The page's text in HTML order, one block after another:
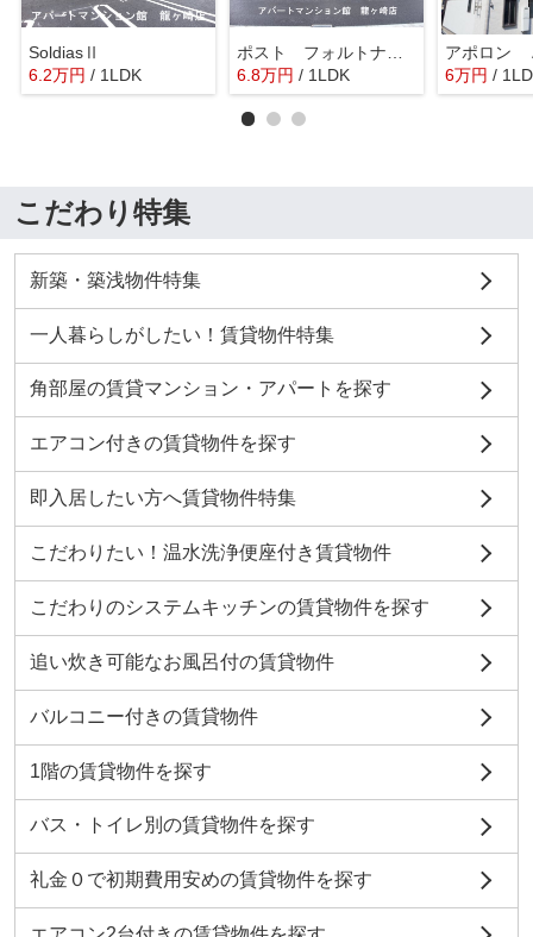
SoldiasⅡ
6.2万円 / 1LDK
6.8万円 / 1LDK
アポロン
6万円 /
こだわり特集
新築・築浅物件特集
一人暮らしがしたい！賃貸物件特集
角部屋の賃貸マンション・アパートを探す
エアコン付きの賃貸物件を探す
即入居したい方へ賃貸物件特集
こだわりたい！温水洗浄便座付き賃貸物件
こだわりのシステムキッチンの賃貸物件を探す
追い炊き可能なお風呂付の賃貸物件
バルコニー付きの賃貸物件
1階の賃貸物件を探す
バス・トイレ別の賃貸物件を探す
礼金０で初期費用安めの賃貸物件を探す